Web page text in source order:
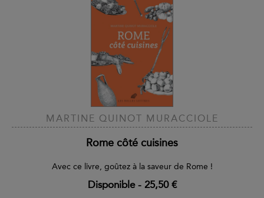
MARTINE QUINOT MURACCIOLE
Rome côté cuisines
Avec ce livre, goûtez à la saveur de Rome !
Disponible- 25,50 €